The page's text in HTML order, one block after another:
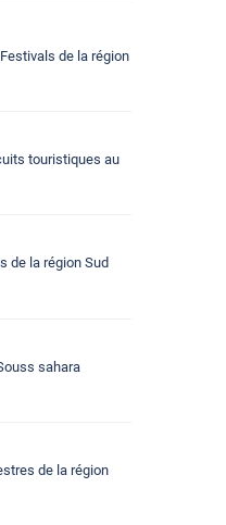
de la région
touristiques au
de la région Sud
sahara
de la région